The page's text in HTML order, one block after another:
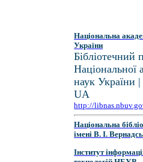
Національна
України
Бібліотечний
Національної
наук України
UA
http://
Національна
імені В. І.
Інститут